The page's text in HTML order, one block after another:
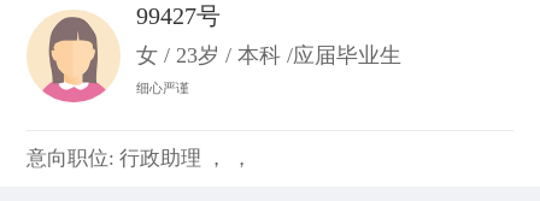
99427号
女 / 23岁 / 本科 /应届毕业生
细心严谨
意向职位: 行政助理 ， ，